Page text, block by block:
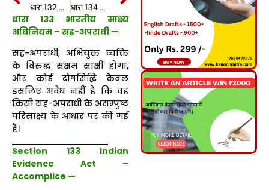
धारा 132 भारतीय साक्ष्य अधिनियम | धारा 132 साक्ष्य अधिनियम| Section 132 Indian Evidence Act in hindi धारा 134 भारतीय साक्ष्य अधिनियम | धारा 134 साक्ष्य अधिनियम| Section 134 Indian Evidence Act in hindi
धारा 133 भारतीय साक्ष्य
अधिनियम – सह-अपराधी —
सह-अपराधी, अभियुक्त व्यक्ति
के विरुद्ध सक्षम साक्षी होगा,
और कोई दोषसिद्धि केवल
इसलिए अवैध नहीं है कि वह
किसी सह-अपराधी के असम्पुष्ट
परिसाक्ष्य के आधार पर की गई
है।
Section 133 Indian
Evidence Act –
Accomplice —